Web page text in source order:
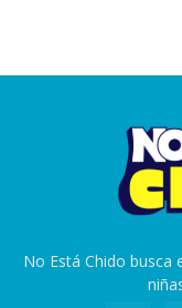
No Está Chido busca